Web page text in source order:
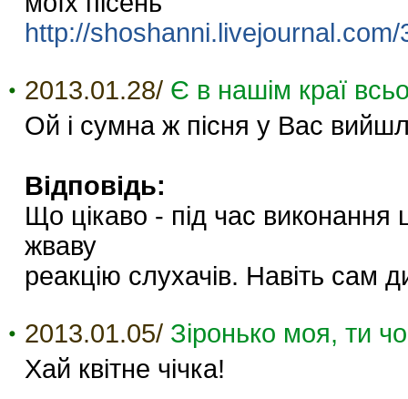
http://shoshanni.livejournal.com/
2013.01.28/ Є в нашім краї
Ой і сумна ж пісня у Вас
Відповідь:
Що цікаво - під час виконання
жваву
реакцію слухачів. Навіть сам
2013.01.05/ Зіронько моя, ти
Хай квітне чічка!